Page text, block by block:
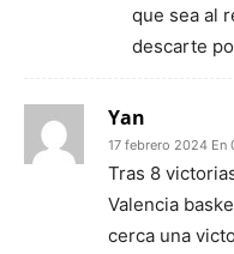
que sea al
descarte
Yan
17 febrero 2024 En
Tras 8
Valencia
cerca una